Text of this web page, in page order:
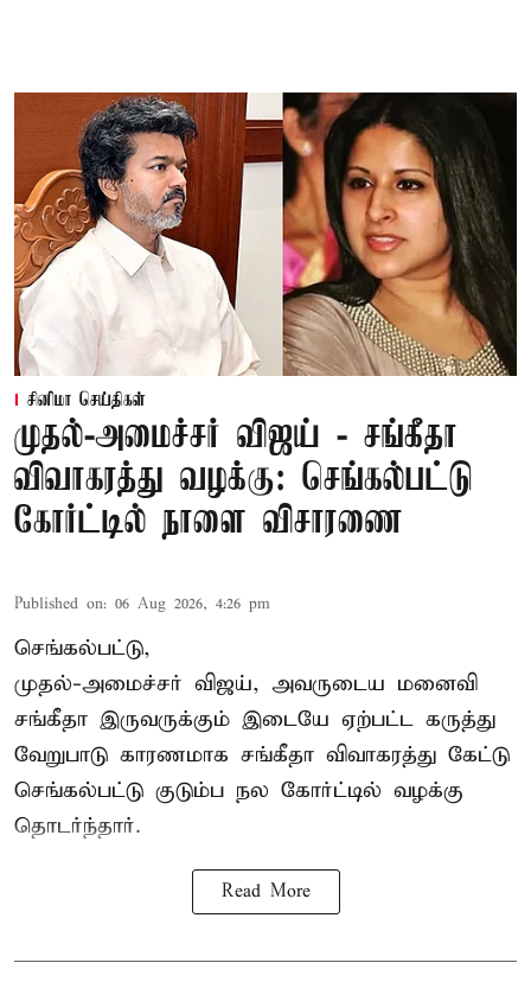
சினிமா செய்திகள்
முதல்-அமைச்சர் விஜய் - சங்கீதா
விவாகரத்து வழக்கு: செங்கல்பட்டு
கோர்ட்டில் நாளை விசாரணை
Published on: 06 Aug 2026, 4:26 pm
செங்கல்பட்டு,
முதல்-அமைச்சர் விஜய், அவருடைய மனைவி
சங்கீதா இருவருக்கும் இடையே ஏற்பட்ட கருத்து
வேறுபாடு காரணமாக சங்கீதா விவாகரத்து கேட்டு
செங்கல்பட்டு குடும்ப நல கோர்ட்டில் வழக்கு
தொடர்ந்தார்.
Read More